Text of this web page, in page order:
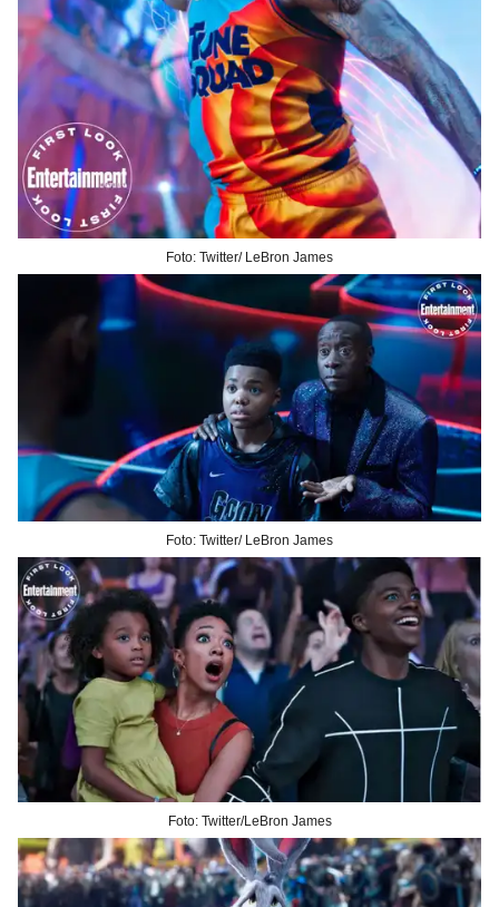
Foto: Twitter/ LeBron James
Foto: Twitter/ LeBron James
Foto: Twitter/LeBron James